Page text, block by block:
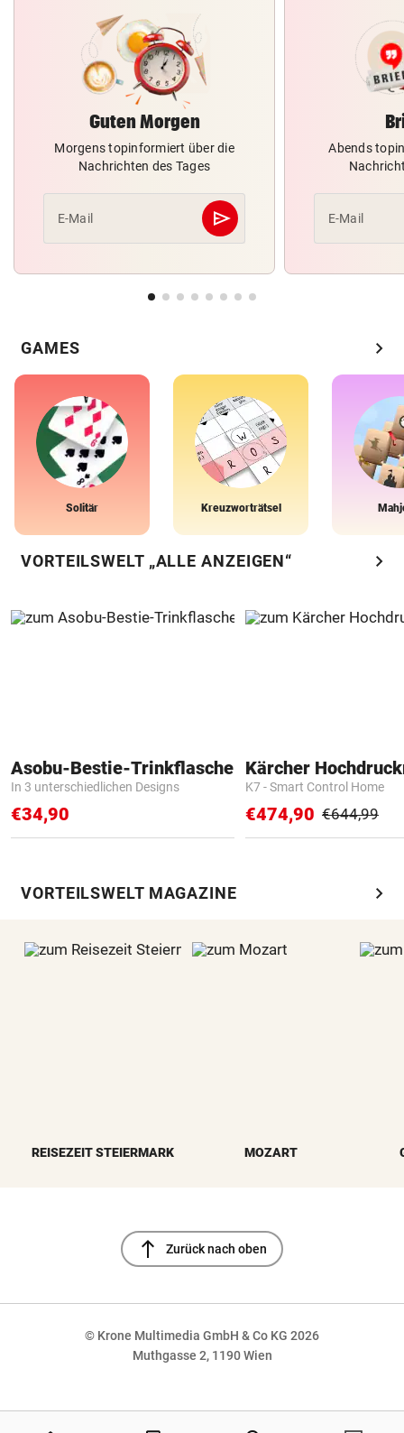
Guten Morgen
Morgens topinformiert über die
Nachrichten des Tages
E-Mail send
Abschicken
Abends
E-Mail
GAMES chevron_right
Solitär Kreuzworträtsel
VORTEILSWELT „ALLE ANZEIGEN“ chevron_right
Asobu-Bestie-Trinkflasche
In 3 unterschiedlichen Designs
€34,90
Kärcher
K7 - Smart Control Home
€474,90 €644,99
VORTEILSWELT MAGAZINE chevron_right
REISEZEIT STEIERMARK MOZART
north Zurück nach oben
© Krone Multimedia GmbH & Co KG 2026
Muthgasse 2, 1190 Wien
NaN%